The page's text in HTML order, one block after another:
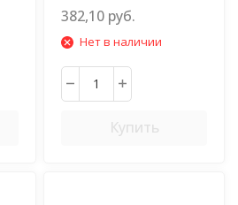
382,10 руб.
Нет в наличии
Купить